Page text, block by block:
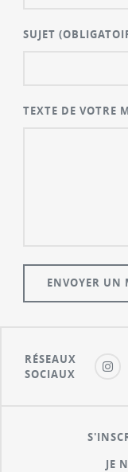
SUJET
TEXTE DE VOTRE
RÉSEAUX
SOCIAUX
JE